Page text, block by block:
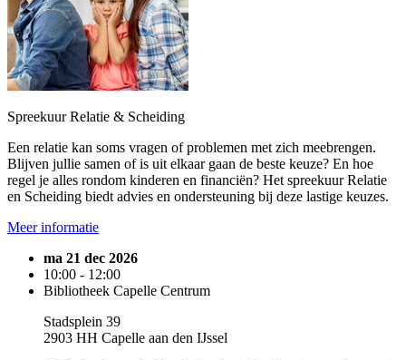
Spreekuur Relatie & Scheiding
Een relatie kan soms vragen of problemen met zich meebrengen.
Blijven jullie samen of is uit elkaar gaan de beste keuze? En hoe
regel je alles rondom kinderen en financiën? Het spreekuur Relatie
en Scheiding biedt advies en ondersteuning bij deze lastige keuzes.
Meer informatie
ma 21 dec 2026
10:00 - 12:00
Bibliotheek Capelle Centrum
Stadsplein 39
2903 HH Capelle aan den IJssel